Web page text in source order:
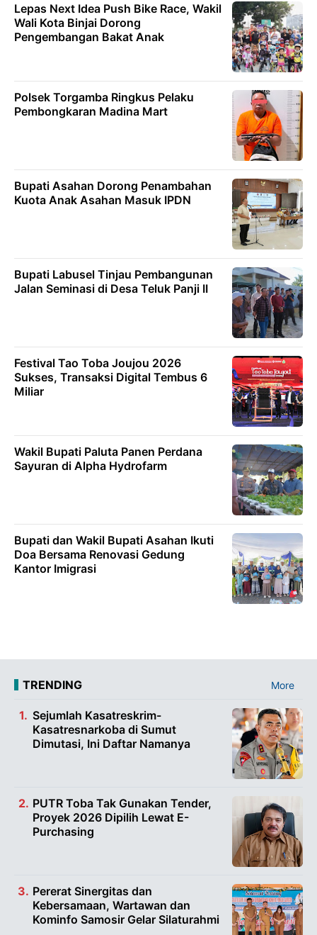
Lepas Next Idea Push Bike Race, Wakil
Wali Kota Binjai Dorong
Pengembangan Bakat Anak
Polsek Torgamba Ringkus Pelaku
Pembongkaran Madina Mart
Bupati Asahan Dorong Penambahan
Kuota Anak Asahan Masuk IPDN
Bupati Labusel Tinjau Pembangunan
Jalan Seminasi di Desa Teluk Panji II
Festival Tao Toba Joujou 2026
Sukses, Transaksi Digital Tembus 6
Miliar
Wakil Bupati Paluta Panen Perdana
Sayuran di Alpha Hydrofarm
Bupati dan Wakil Bupati Asahan Ikuti
Doa Bersama Renovasi Gedung
Kantor Imigrasi
TRENDING More
Sejumlah Kasatreskrim-
Kasatresnarkoba di Sumut
Dimutasi, Ini Daftar Namanya
PUTR Toba Tak Gunakan Tender,
Proyek 2026 Dipilih Lewat E-
Purchasing
Pererat Sinergitas dan
Kebersamaan, Wartawan dan
Kominfo Samosir Gelar Silaturahmi